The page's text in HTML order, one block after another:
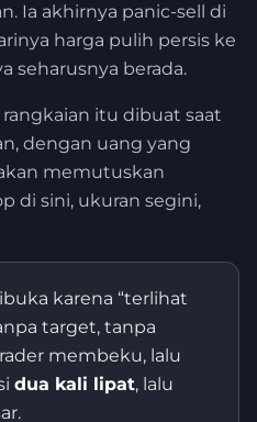
Ia akhirnya panic-sell di
harga pulih persis ke
seharusnya berada.
itu dibuat saat
dengan uang yang
memutuskan
di sini, ukuran segini,
karena “terlihat
target, tanpa
membeku, lalu
dua kali lipat, lalu